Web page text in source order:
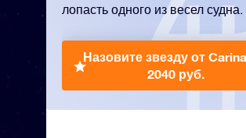
лопасть одного из весел судна.
Назовите звезду от
2040 руб.